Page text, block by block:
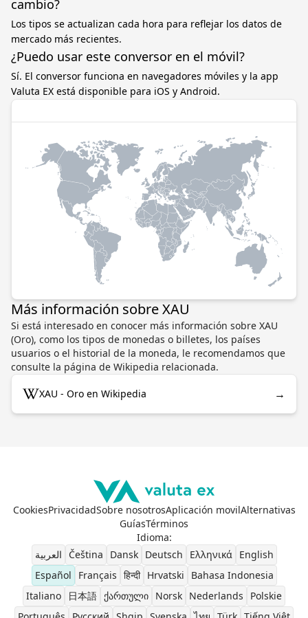
cambio?
Los tipos se actualizan cada hora para reflejar los datos de
mercado más recientes.
¿Puedo usar este conversor en el móvil?
Sí. El conversor funciona en navegadores móviles y la app
Valuta EX está disponible para iOS y Android.
Más información sobre XAU
Si está interesado en conocer más información sobre XAU
(Oro), como los tipos de monedas o billetes, los países
usuarios o el historial de la moneda, le recomendamos que
consulte la página de Wikipedia relacionada.
XAU - Oro en Wikipedia →
CookiesPrivacidadSobre nosotrosAplicación movilAlternativas
GuíasTérminos
Idioma:
العربية
Čeština Dansk Deutsch Ελληνικά
English
Español
Français हिन्दी Hrvatski
Bahasa Indonesia
Italiano
日本語 ქართული Norsk Nederlands
Polskie